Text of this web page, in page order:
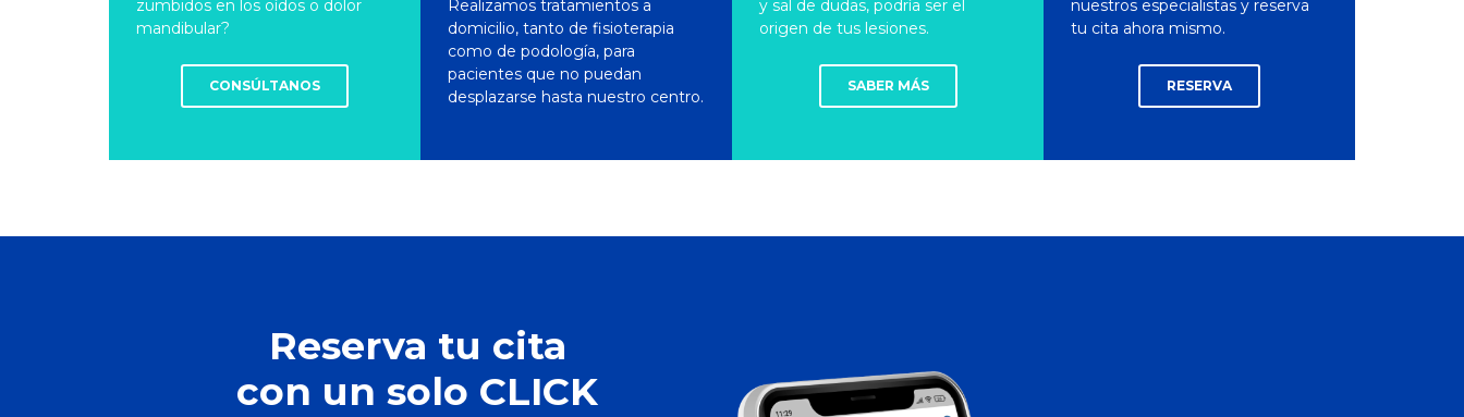
zumbidos en los oídos o dolor
mandibular?
CONSÚLTANOS
Realizamos tratamientos a
domicilio, tanto de fisioterapia
como de podología, para
pacientes que no puedan
desplazarse hasta nuestro centro.
y sal de dudas, podría ser el
origen de tus lesiones.
SABER MÁS
nuestros especialistas y reserva
tu cita ahora mismo.
RESERVA
Reserva tu cita
con un solo CLICK